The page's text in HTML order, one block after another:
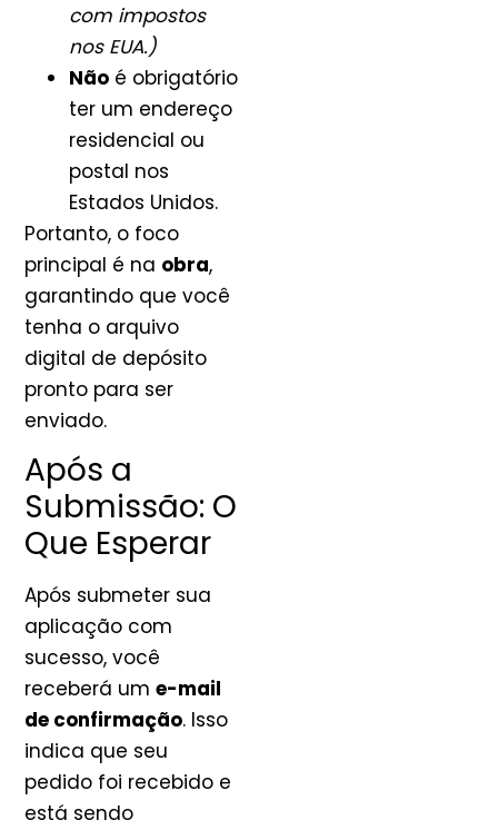
com impostos
nos EUA.)
Não é obrigatório
ter um endereço
residencial ou
postal nos
Estados Unidos.
Portanto, o foco
principal é na obra,
garantindo que você
tenha o arquivo
digital de depósito
pronto para ser
enviado.
Após a
Submissão: O
Que Esperar
Após submeter sua
aplicação com
sucesso, você
receberá um e-mail
de confirmação. Isso
indica que seu
pedido foi recebido e
está sendo